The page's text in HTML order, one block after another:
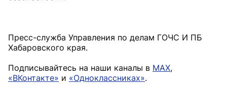
Пресс-служба Управления по делам ГОЧС И ПБ
Хабаровского края.
Подписывайтесь на наши каналы в MAX,
«ВКонтакте» и «Одноклассниках».